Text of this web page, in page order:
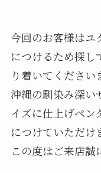
今回のお客様はユ
につけるため探
り着いてください
沖縄の馴染み深い
イズに仕上げペン
につけていただけ
この度はご来店